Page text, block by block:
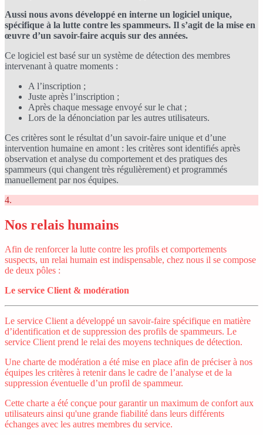
Aussi nous avons développé en interne un logiciel unique,
spécifique à la lutte contre les spammeurs. Il s’agit de la mise en
œuvre d’un savoir-faire acquis sur des années.
Ce logiciel est basé sur un système de détection des membres
intervenant à quatre moments :
A l’inscription ;
Juste après l’inscription ;
Après chaque message envoyé sur le chat ;
Lors de la dénonciation par les autres utilisateurs.
Ces critères sont le résultat d’un savoir-faire unique et d’une
intervention humaine en amont : les critères sont identifiés après
observation et analyse du comportement et des pratiques des
spammeurs (qui changent très régulièrement) et programmés
manuellement par nos équipes.
4.
Nos relais humains
Afin de renforcer la lutte contre les profils et comportements
suspects, un relai humain est indispensable, chez nous il se compose
de deux pôles :
Le service Client & modération
Le service Client a développé un savoir-faire spécifique en matière
d’identification et de suppression des profils de spammeurs. Le
service Client prend le relai des moyens techniques de détection.
Une charte de modération a été mise en place afin de préciser à nos
équipes les critères à retenir dans le cadre de l’analyse et de la
suppression éventuelle d’un profil de spammeur.
Cette charte a été conçue pour garantir un maximum de confort aux
utilisateurs ainsi qu'une grande fiabilité dans leurs différents
échanges avec les autres membres du service.